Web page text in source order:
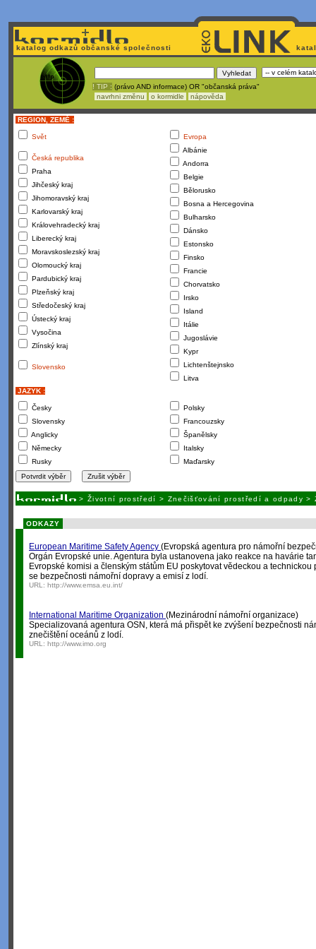
katalog odkazů občanské společnosti
! TIP : (právo AND informace) OR "občanská práva"
navrhni změnu
o kormidle nápověda
REGION, ZEMĚ :
Svět
Česká republika
Praha
Jihčeský kraj
Jihomoravský kraj
Karlovarský kraj
Královehradecký kraj
Liberecký kraj
Moravskoslezský kraj
Olomoucký kraj
Pardubický kraj
Plzeňský kraj
Středočeský kraj
Ústecký kraj
Vysočina
Zlínský kraj
Slovensko
Evropa
Albánie
Andorra
Belgie
Bělorusko
Bosna a Hercegovina
Bulharsko
Dánsko
Estonsko
Finsko
Francie
Chorvatsko
Irsko
Island
Itálie
Jugoslávie
Kypr
Lichtenštejnsko
Litva
JAZYK :
Česky
Slovensky
Anglicky
Německy
Rusky
Polsky
Francouzsky
Španělsky
Italsky
Maďarsky
> Životní prostředí > Znečišťování prostředí a odpady >
ODKAZY
European Maritime Safety Agency (Evropská agentura pro námořní
Orgán Evropské unie. Agentura byla ustanovena jako reakce na havárie
Evropské komisi a členským státům EU poskytovat vědeckou a
se bezpečnosti námořní dopravy a emisí z lodí.
URL: http://www.emsa.eu.int/
International Maritime Organization (Mezinárodní námořní organizace)
Specializovaná agentura OSN, která má přispět ke zvýšení bezpečnosti
znečištění oceánů z lodí.
URL: http://www.imo.org